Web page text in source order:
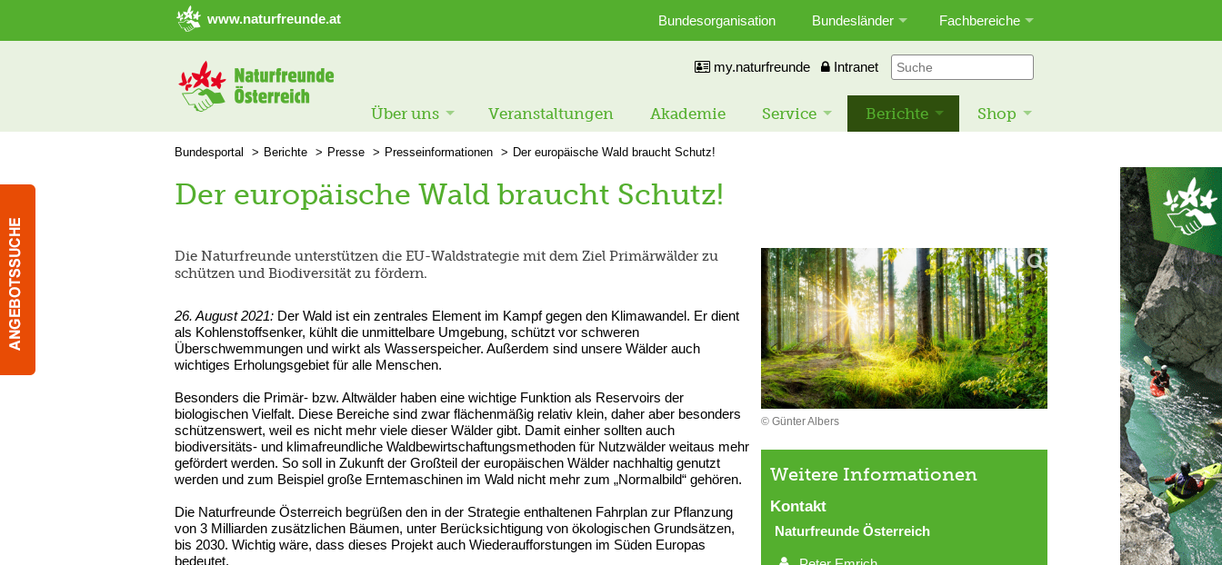
➜ Hauptregion der Seite anspringen
www.naturfreunde.at Bundesorganisation Bundesländer Fachbereiche
my.naturfreunde Intranet
Über uns Veranstaltungen Akademie Service Berichte Shop
Bundesportal Berichte Presse Presseinformationen Der europäische Wald braucht Schutz!
Der europäische Wald braucht Schutz!
Die Naturfreunde unterstützen die EU-Waldstrategie mit dem Ziel Primärwälder zu
schützen und Biodiversität zu fördern.
26. August 2021: Der Wald ist ein zentrales Element im Kampf gegen den Klimawandel. Er dient
als Kohlenstoffsenker, kühlt die unmittelbare Umgebung, schützt vor schweren
Überschwemmungen und wirkt als Wasserspeicher. Außerdem sind unsere Wälder auch
wichtiges Erholungsgebiet für alle Menschen.
Besonders die Primär- bzw. Altwälder haben eine wichtige Funktion als Reservoirs der
biologischen Vielfalt. Diese Bereiche sind zwar flächenmäßig relativ klein, daher aber besonders
schützenswert, weil es nicht mehr viele dieser Wälder gibt. Damit einher sollten auch
biodiversitäts- und klimafreundliche Waldbewirtschaftungsmethoden für Nutzwälder weitaus mehr
gefördert werden. So soll in Zukunft der Großteil der europäischen Wälder nachhaltig genutzt
werden und zum Beispiel große Erntemaschinen im Wald nicht mehr zum „Normalbild“ gehören.
Die Naturfreunde Österreich begrüßen den in der Strategie enthaltenen Fahrplan zur Pflanzung
von 3 Milliarden zusätzlichen Bäumen, unter Berücksichtigung von ökologischen Grundsätzen,
bis 2030. Wichtig wäre, dass dieses Projekt auch Wiederaufforstungen im Süden Europas
bedeutet.
© Günter Albers
Weitere Informationen
Kontakt
Naturfreunde Österreich